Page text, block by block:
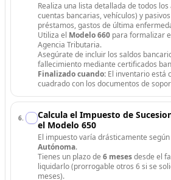
Realiza una lista detallada de todos
cuentas bancarias, vehículos) y
préstamos, gastos de última
Utiliza el Modelo 660 para formalizar
Agencia Tributaria.
Asegúrate de incluir los saldos
fallecimiento mediante certificados
Finalizado cuando: El inventario está
cuadrado con los documentos de
6.
Calcula el Impuesto de
el Modelo 650
El impuesto varía drásticamente según
Autónoma.
Tienes un plazo de 6 mesesdesde el
liquidarlo (prorrogable otros 6 si se
meses).